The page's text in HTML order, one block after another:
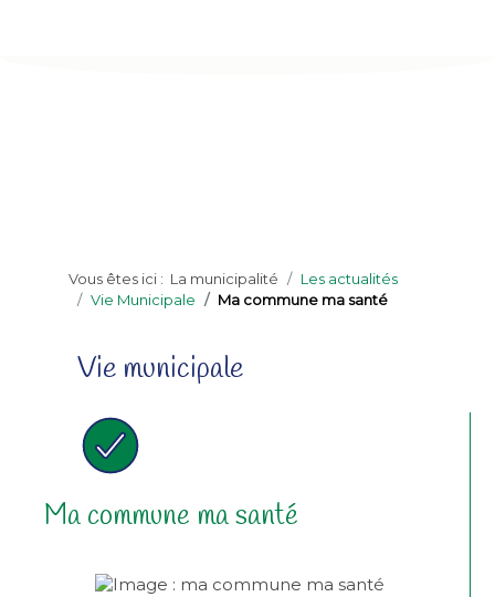
Vous êtes ici : La municipalité
Les actualités
Vie Municipale
Ma commune ma santé
Vie municipale
Ma commune ma santé